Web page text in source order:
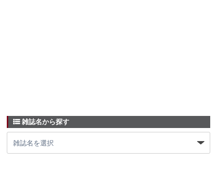
雑誌名から探す